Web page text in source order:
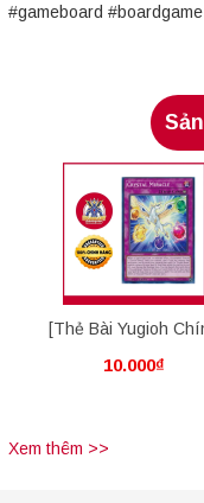
#gameboard
[Thẻ Bài Yugioh
Hãng] Crystal Miracle
10.000₫
Xem thêm >>